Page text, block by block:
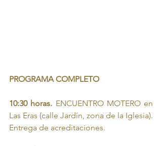
PROGRAMA COMPLETO
10:30 horas. ENCUENTRO MOTERO en
Las Eras (calle Jardín, zona de la Iglesia).
Entrega de acreditaciones.